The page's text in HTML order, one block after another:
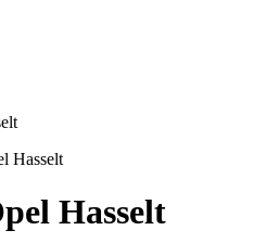
Hasselt